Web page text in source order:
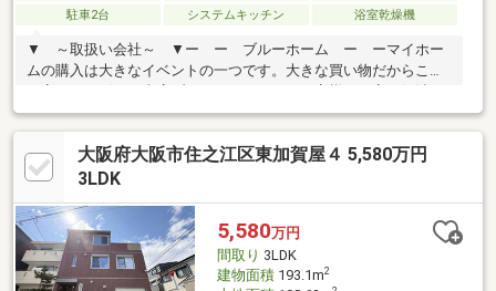
駐車2台
システムキッチン 浴室乾燥機
▼ ～取扱い会社～ ▼ー ー ブルーホーム ー ーマイホー
ムの購入は大きなイベントの一つです。大きな買い物だからこそ
不安がいっぱい。当店ブルーホームでは、お客様の不安が解消さ
れるまでトコトンお付き合いします。気になること、知りたいこ
とは全てお調べしお伝えさせて頂きます。何度でもお話をさせて
頂きます。不動産や取引に精通したスタッフだからこそ見える点
をお伝えさせて頂きます。不安なまま購入を急ぎ失敗したく無い
大阪府大阪市住之江区東加賀屋４ 5,580万円
3LDK
5,580万円
間取り 3LDK
建物面積193.1m2